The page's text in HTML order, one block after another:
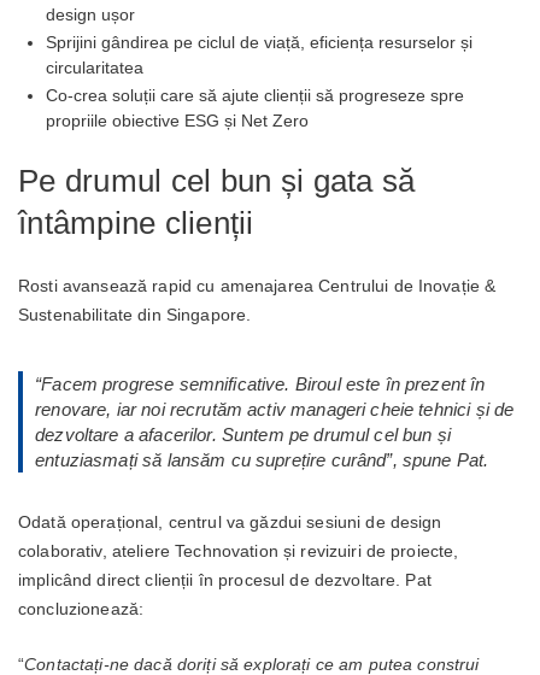
design ușor
Sprijini gândirea pe ciclul de viață, eficiența resurselor și
circularitatea
Co-crea soluții care să ajute clienții să progreseze spre
propriile obiective ESG și Net Zero
Pe drumul cel bun și gata să
întâmpine clienții
Rosti avansează rapid cu amenajarea Centrului de Inovație &
Sustenabilitate din Singapore.
“Facem progrese semnificative. Biroul este în prezent în
renovare, iar noi recrutăm activ manageri cheie tehnici și de
dezvoltare a afacerilor. Suntem pe drumul cel bun și
entuziasmați să lansăm cu suprețire curând”, spune Pat.
Odată operațional, centrul va găzdui sesiuni de design
colaborativ, ateliere Technovation și revizuiri de proiecte,
implicând direct clienții în procesul de dezvoltare. Pat
concluzionează:
“Contactați-ne dacă doriți să explorați ce am putea construi